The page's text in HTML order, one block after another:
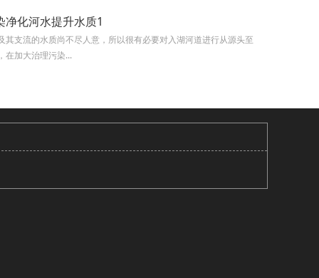
化河水提升水质1
其支流的水质尚不尽人意，所以很有必要对入湖河道进行从源头至
在加大治理污染...